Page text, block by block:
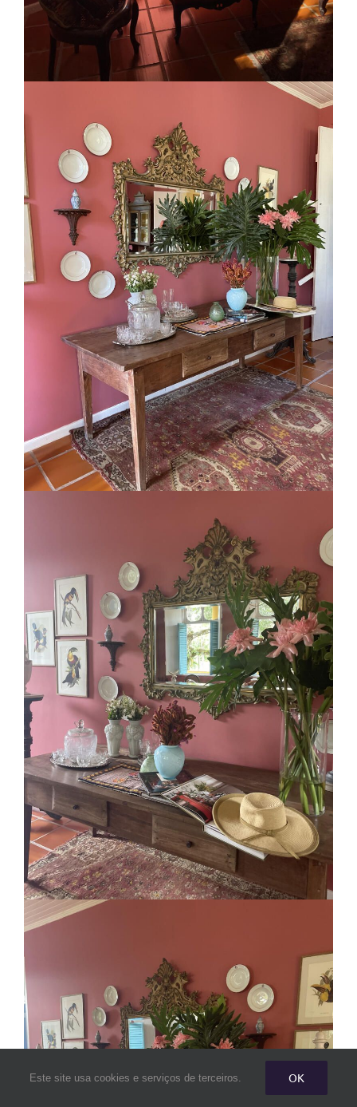
Este site usa cookies e serviços de terceiros. OK